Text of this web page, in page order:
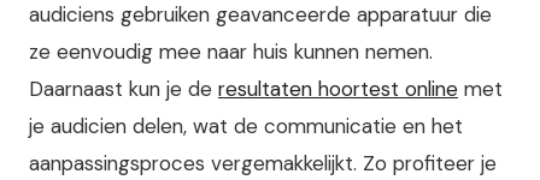
audiciens gebruiken geavanceerde apparatuur die
ze eenvoudig mee naar huis kunnen nemen.
Daarnaast kun je de resultaten hoortest online met
je audicien delen, wat de communicatie en het
aanpassingsproces vergemakkelijkt. Zo profiteer je